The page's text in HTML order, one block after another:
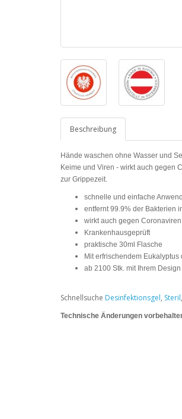
Beschreibung
Hände waschen ohne Wasser und
Keime und Viren - wirkt auch gegen
zur Grippezeit.
schnelle und einfache
entfernt 99.9% der Bakterien
wirkt auch gegen Coronaviren
Krankenhausgeprüft
praktische 30ml Flasche
Mit erfrischendem Eukalyptus
ab 2100 Stk. mit Ihrem Design
Schnellsuche Desinfektionsgel, Steril,
Technische Änderungen vorbeha